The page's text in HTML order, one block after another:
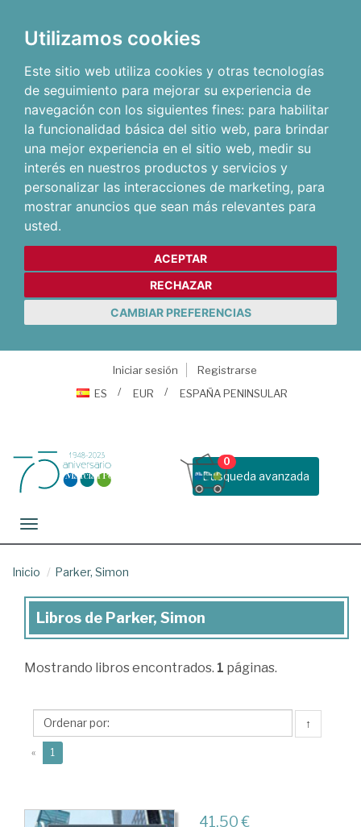
Utilizamos cookies
Este sitio web utiliza cookies y otras tecnologías
de seguimiento para mejorar su experiencia de
navegación con los siguientes fines: para habilitar
la funcionalidad básica del sitio web, para brindar
una mejor experiencia en el sitio web, medir su
interés en nuestros productos y servicios y
personalizar las interacciones de marketing, para
mostrar anuncios que sean más relevantes para
usted.
ACEPTAR
RECHAZAR
CAMBIAR PREFERENCIAS
Iniciar sesión
Registrarse
ES
EUR ESPAÑA PENINSULAR
Busqueda avanzada
0
Toggle navigation
Inicio Parker, Simon
Libros
Parker,
Libros de Parker, Simon
Mostrando libros encontrados. 1 páginas.
↑
« 1
41,50 €